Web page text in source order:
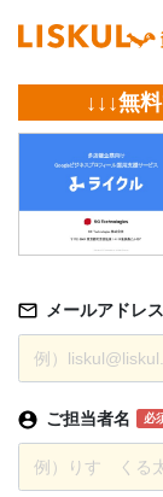
↓↓↓無
メールアドレス
ご担当者名 必